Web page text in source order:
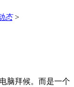
态>
脑拜候。而是一个